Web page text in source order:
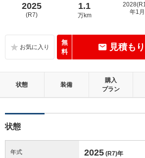
2025
(R7)
1.1
万km
年1月
無
料
見積も
状態 装備
購入
プラン
状態
年式 2025 (R7)年